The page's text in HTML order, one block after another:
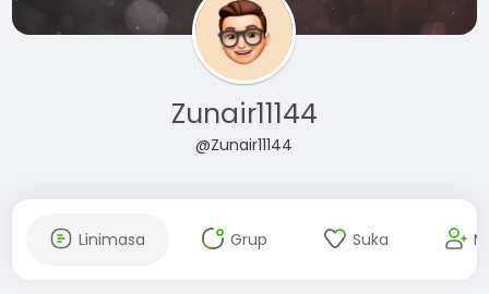
Zunair11144
@Zunair11144
Linimasa Grup Suka